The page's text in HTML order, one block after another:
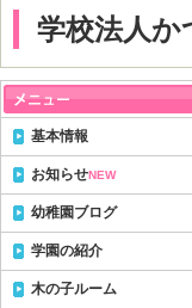
学校法人
基本情報
お知らせNEW
幼稚園ブログ
学園の紹介
木の子ルーム